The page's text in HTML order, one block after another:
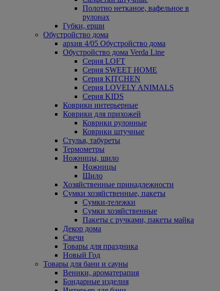
Полотно нетканое, вафельное в
рулонах
Губки, ерши
Обустройство дома
архив 4/05 Обустройство дома
Обустройство дома Verda Line
Серия LOFT
Серия SWEET HOME
Серия KITCHEN
Серия LOVELY ANIMALS
Серия KIDS
Коврики интерьерные
Коврики для прихожей
Коврики рулонные
Коврики штучные
Стулья, табуреты
Термометры
Ножницы, шило
Ножницы
Шило
Хозяйственные принадлежности
Сумки хозяйственные, пакеты
Сумки-тележки
Сумки хозяйственные
Пакеты с ручками, пакеты майка
Декор дома
Свечи
Товары для праздника
Новый Год
Товары для бани и сауны
Веники, ароматерапия
Бондарные изделия